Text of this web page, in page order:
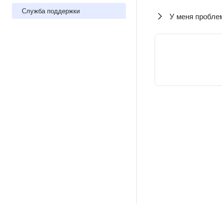
Служба поддержки
У меня